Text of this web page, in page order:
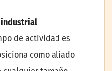
industrial
de actividad es
como aliado